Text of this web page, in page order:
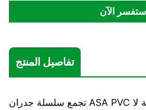
تفاصيل المنتج
تجمع سلسلة جدران ASA PVC متعددة الاستخدامات بين متانة لا